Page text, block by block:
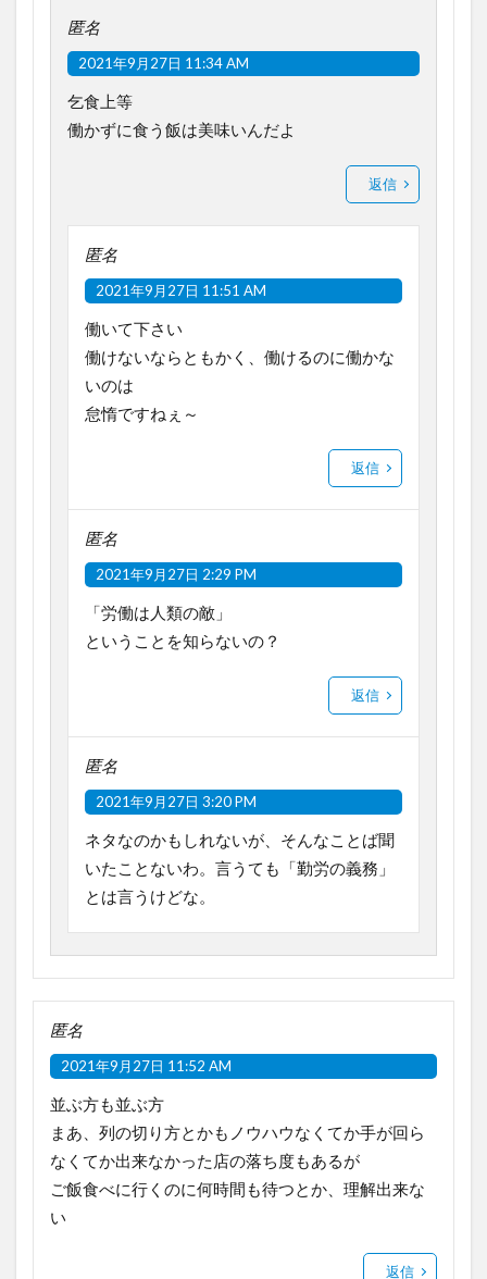
匿名
2021年9月27日 11:34 AM
乞食上等
働かずに食う飯は美味いんだよ
返信
匿名
2021年9月27日 11:51 AM
働いて下さい
働けないならともかく、働けるのに働かな
いのは
怠惰ですねぇ～
返信
匿名
2021年9月27日 2:29 PM
「労働は人類の敵」
ということを知らないの？
返信
匿名
2021年9月27日 3:20 PM
ネタなのかもしれないが、そんなことば聞
いたことないわ。言うても「勤労の義務」
とは言うけどな。
匿名
2021年9月27日 11:52 AM
並ぶ方も並ぶ方
まあ、列の切り方とかもノウハウなくてか手が回ら
なくてか出来なかった店の落ち度もあるが
ご飯食べに行くのに何時間も待つとか、理解出来な
い
返信